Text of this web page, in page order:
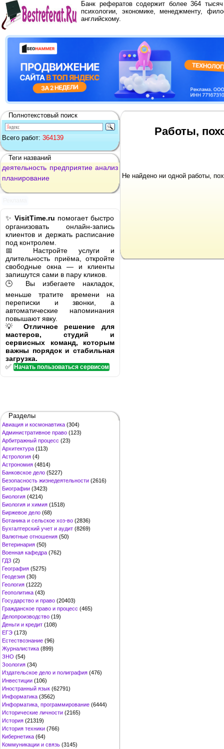
Банк рефератов содержит более 364
психологии, экономике, менеджменту,
английскому.
Полнотекстовый поиск
Всего работ: 364139
Теги названий
деятельность предприятие анализ
планирование
✨ VisitTime.ru помогает быстро
организовать онлайн-запись
клиентов и держать расписание
под контролем.
📅 Настройте услуги и
длительность приёма, откройте
свободные окна — и клиенты
запишутся сами в пару кликов.
🕒 Вы избегаете накладок,
меньше тратите времени на
переписки и звонки, а
автоматические напоминания
повышают явку.
💡 Отличное решение для
мастеров, студий и
сервисных команд, которым
важны порядок и стабильная
загрузка.
✅ Начать пользоваться сервисом
Разделы
Авиация и космонавтика (304)
Административное право (123)
Арбитражный процесс (23)
Архитектура (113)
Астрология (4)
Астрономия (4814)
Банковское дело (5227)
Безопасность жизнедеятельности (2616)
Биографии (3423)
Биология (4214)
Биология и химия (1518)
Биржевое дело (68)
Ботаника и сельское хоз-во (2836)
Бухгалтерский учет и аудит (8269)
Валютные отношения (50)
Ветеринария (50)
Военная кафедра (762)
ГДЗ (2)
География (5275)
Геодезия (30)
Геология (1222)
Геополитика (43)
Государство и право (20403)
Гражданское право и процесс (465)
Делопроизводство (19)
Деньги и кредит (108)
ЕГЭ (173)
Естествознание (96)
Журналистика (899)
ЗНО (54)
Зоология (34)
Издательское дело и полиграфия (476)
Инвестиции (106)
Иностранный язык (62791)
Информатика (3562)
Информатика, программирование (6444)
Исторические личности (2165)
История (21319)
История техники (766)
Кибернетика (64)
Коммуникации и связь (3145)
Работы,
Не найдено ни одной работы,